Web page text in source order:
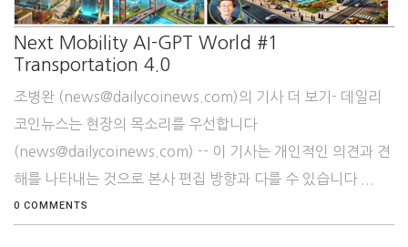
Next Mobility AI-GPT World #1
Transportation 4.0
조병완 (news@dailycoinews.com)의 기사 더 보기- 데일리
코인뉴스는 현장의 목소리를 우선합니다
(news@dailycoinews.com) -- 이 기사는 개인적인 의견과 견
해를 나타내는 것으로 본사 편집 방향과 다를 수 있습니다 ...
0 COMMENTS